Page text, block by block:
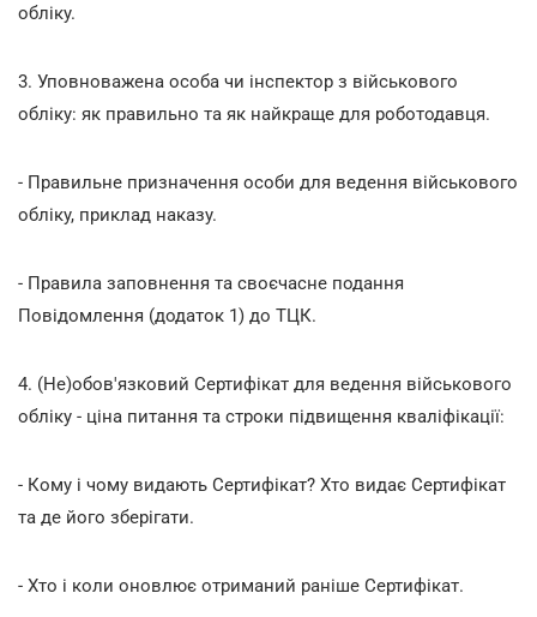
обліку.
3. Уповноважена особа чи інспектор з військового
обліку: як правильно та як найкраще для роботодавця.
- Правильне призначення особи для ведення військового
обліку, приклад наказу.
- Правила заповнення та своєчасне подання
Повідомлення (додаток 1) до ТЦК.
4. (Не)обов'язковий Сертифікат для ведення військового
обліку - ціна питання та строки підвищення кваліфікації:
- Кому і чому видають Сертифікат? Хто видає Сертифікат
та де його зберігати.
- Хто і коли оновлює отриманий раніше Сертифікат.